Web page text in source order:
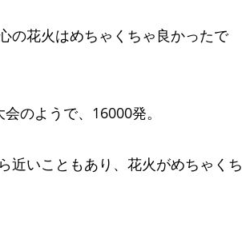
の花火はめちゃくちゃ良かったで
のようで、16000発。
近いこともあり、花火がめちゃくち